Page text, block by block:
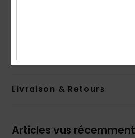
Livraison & Retours
Articles vus récemment